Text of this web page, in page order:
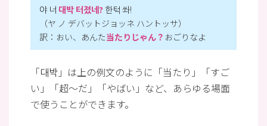
야 너 대박 터졌네? 한턱 쏴!
（ヤ ノ デバットジョッネ ハントッサ）
訳：おい、あんた当たりじゃん？ おごりなよ
「대박」は上の例文のように「当たり」「すご
い」「超〜だ」「やばい」など、あらゆる場面
で使うことができます。